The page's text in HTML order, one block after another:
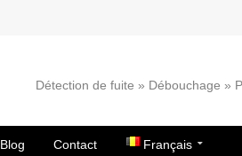
Détection de fuite » Débouchage »
Blog Contact Français